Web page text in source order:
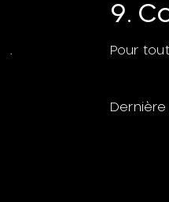
9.
Pour
Dernière